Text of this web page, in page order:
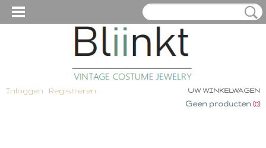
Inloggen Registreren UW WINKELWAGEN
Geen producten (0)